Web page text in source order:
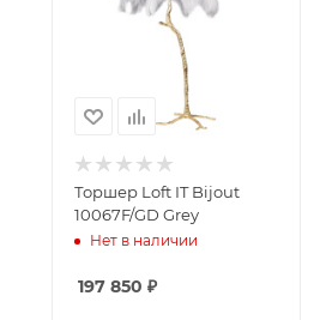
Торшер Loft IT Bijout
10067F/GD Grey
Нет в наличии
197 850 ₽